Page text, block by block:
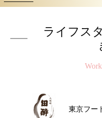
ライフス
東京フー